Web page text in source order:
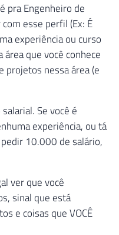
pra Engenheiro de
esse perfil (Ex: É
experiência ou curso
área que você conhece
projetos nessa área (e
Se você é
experiência, ou tá
10.000 de salário,
ver que você
sinal que está
e coisas que VOCÊ